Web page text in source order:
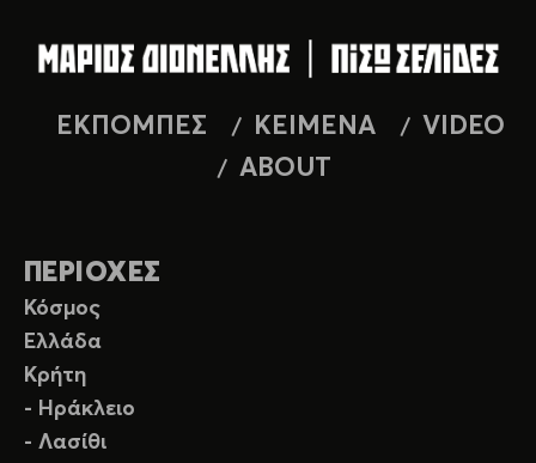
ΕΚΠΟΜΠΕΣ ΚΕΙΜΕΝΑ
VIDEO
ABOUT
ΠΕΡΙΟΧΕΣ
Κόσμος
Ελλάδα
Κρήτη
- Ηράκλειο
- Λασίθι